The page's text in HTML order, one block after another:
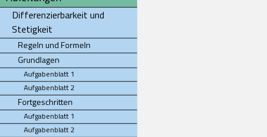
Differenzierbarkeit und
Stetigkeit
Regeln und Formeln
Grundlagen
Aufgabenblatt 1
Aufgabenblatt 2
Fortgeschritten
Aufgabenblatt 1
Aufgabenblatt 2